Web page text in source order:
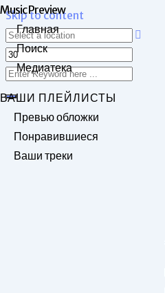
Skip to content
Music Preview
Главная
Поиск
Медиатека
ВАШИ ПЛЕЙЛИСТЫ
Превью обложки
Понравившиеся
Ваши треки